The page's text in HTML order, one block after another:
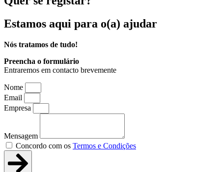
Estamos aqui para o(a) ajudar
Nós tratamos de tudo!
Preencha o formulário
Entraremos em contacto brevemente
Nome
Email
Empresa
Mensagem
Concordo com os Termos e Condições